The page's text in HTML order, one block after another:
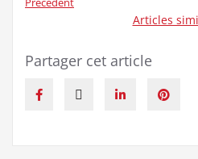
Articles
Partager cet article